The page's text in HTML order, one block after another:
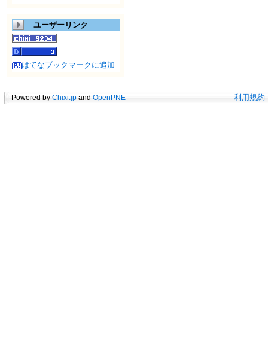
ユーザーリンク
はてなブックマークに追加
Powered by Chixi.jp and OpenPNE 利用規約